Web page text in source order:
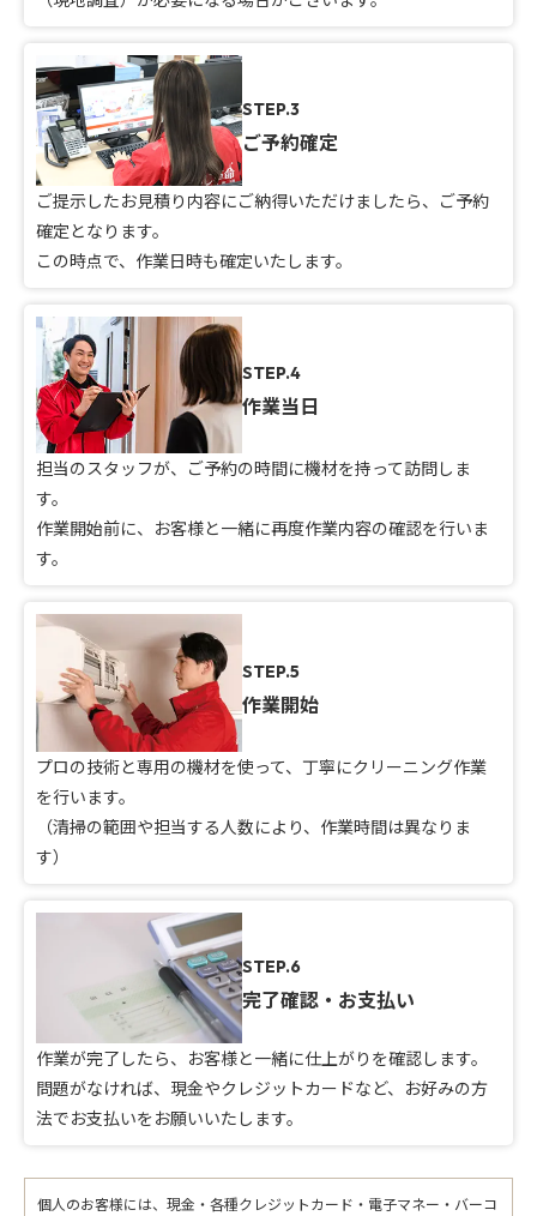
STEP.3
ご予約確定
ご提示したお見積り内容にご納得いただけましたら、ご予約
確定となります。
この時点で、作業日時も確定いたします。
STEP.4
作業当日
担当のスタッフが、ご予約の時間に機材を持って訪問しま
す。
作業開始前に、お客様と一緒に再度作業内容の確認を行いま
す。
STEP.5
作業開始
プロの技術と専用の機材を使って、丁寧にクリーニング作業
を行います。
（清掃の範囲や担当する人数により、作業時間は異なりま
す）
STEP.6
完了確認・お支払い
作業が完了したら、お客様と一緒に仕上がりを確認します。
問題がなければ、現金やクレジットカードなど、お好みの方
法でお支払いをお願いいたします。
個人のお客様には、現金・各種クレジットカード・電子マネー・バーコ